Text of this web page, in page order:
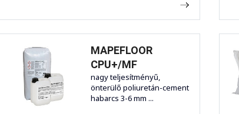
MAPEFLOOR
CPU+/MF
nagy teljesítményű,
önterülő poliuretán-cement
habarcs 3-6 mm ...